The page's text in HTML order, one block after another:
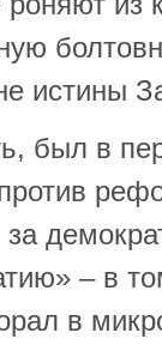
истины
был в
– в
в